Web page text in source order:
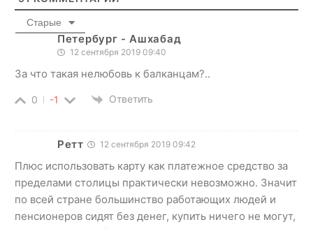
Старые
Петербург - Ашхабад
12 сентября 2019 09:40
За что такая нелюбовь к балканцам?..
0 -1 Ответить
Ретт 12 сентября 2019 09:42
Плюс использовать карту как платежное средство за
пределами столицы практически невозможно. Значит
по всей стране большинство работающих людей и
пенсионеров сидят без денег, купить ничего не могут,